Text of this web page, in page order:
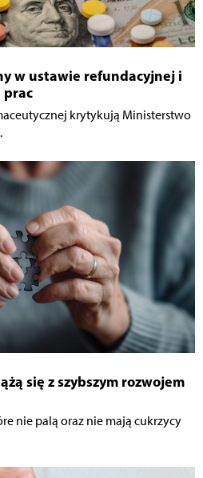
w ustawie refundacyjnej i
prac
krytykują Ministerstwo
się z szybszym rozwojem
nie palą oraz nie mają cukrzycy